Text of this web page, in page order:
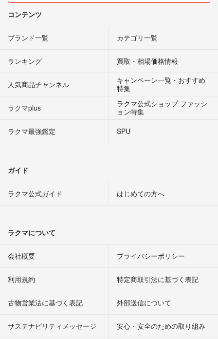
コンテンツ
ブランド一覧 カテゴリ一覧
ランキング 買取・相場価格情報
人気商品チャンネル
キャンペーン一覧・おすすめ
特集
ラクマplus
ラクマ公式ショップ ファッシ
ョン特集
ラクマ最強鑑定
SPU
ガイド
ラクマ公式ガイド はじめての方へ
ラクマについて
会社概要 プライバシーポリシー
利用規約 特定商取引法に基づく表記
古物営業法に基づく表記 外部送信について
サステナビリティメッセージ 安心・安全のための取り組み